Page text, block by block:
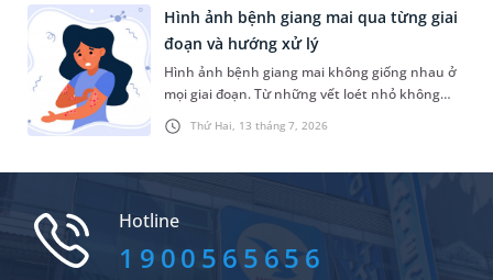
hiệu đặc trưng của bệnh ngay từ giai đoạn đầu
sẽ giúp người bệnh chủ động thăm khám, điều
trị kịp thời để tránh biến chứng và hạn chế
nguy cơ lây nhiễm cho người khác.
Thứ Hai, 13 tháng 7, 2026
Hình ảnh bệnh giang mai qua từng giai
đoạn và hướng xử lý
Hình ảnh bệnh giang mai không giống nhau ở
mọi giai đoạn. Từ những vết loét nhỏ không
đau ban đầu đến các tổn thương lan tỏa trên
da và niêm mạc, mỗi giai đoạn của bệnh đều có
Hotline
1900565656